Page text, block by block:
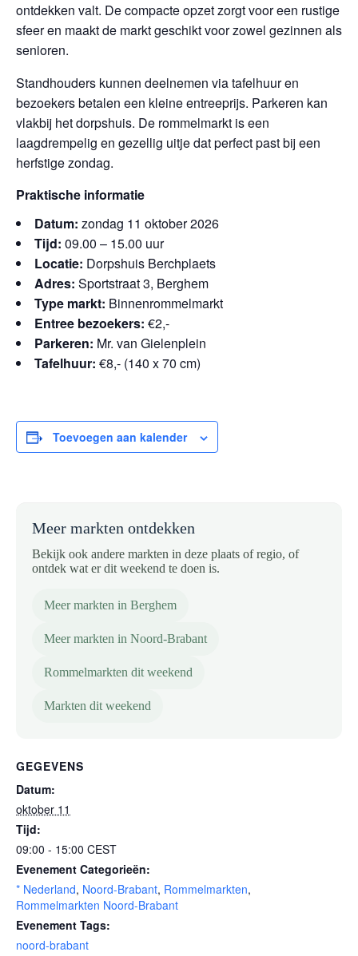
ontdekken valt. De compacte opzet zorgt voor een rustige
sfeer en maakt de markt geschikt voor zowel gezinnen als
senioren.
Standhouders kunnen deelnemen via tafelhuur en
bezoekers betalen een kleine entreeprijs. Parkeren kan
vlakbij het dorpshuis. De rommelmarkt is een
laagdrempelig en gezellig uitje dat perfect past bij een
herfstige zondag.
Praktische informatie
Datum: zondag 11 oktober 2026
Tijd: 09.00 – 15.00 uur
Locatie: Dorpshuis Berchplaets
Adres: Sportstraat 3, Berghem
Type markt: Binnenrommelmarkt
Entree bezoekers: €2,-
Parkeren: Mr. van Gielenplein
Tafelhuur: €8,- (140 x 70 cm)
Toevoegen aan kalender
Meer markten ontdekken
Bekijk ook andere markten in deze plaats of regio, of
ontdek wat er dit weekend te doen is.
Meer markten in Berghem
Meer markten in Noord-Brabant
Rommelmarkten dit weekend
Markten dit weekend
GEGEVENS
Datum:
oktober 11
Tijd:
09:00 - 15:00 CEST
Evenement Categorieën:
* Nederland, Noord-Brabant, Rommelmarkten,
Rommelmarkten Noord-Brabant
Evenement Tags:
noord-brabant